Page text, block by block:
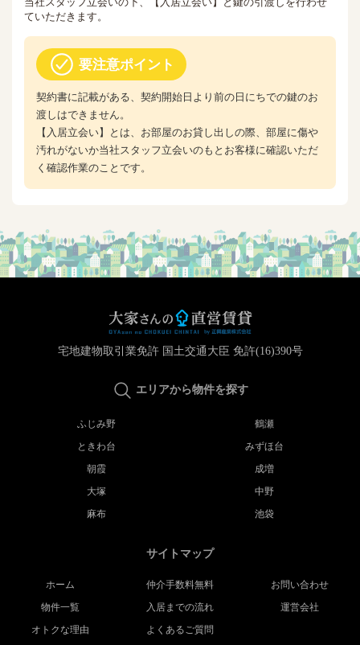
ていただきます。
要注意ポイント
契約書に記載がある、契約開始日より前の日にちでの鍵のお
渡しはできません。
【入居立会い】とは、お部屋のお貸し出しの際、部屋に傷や
汚れがないか当社スタッフ立会いのもとお客様に確認いただ
く確認作業のことです。
宅地建物取引業免許 国土交通大臣 免許(16)390号
エリアから物件を探す
ふじみ野
鶴瀬
ときわ台
みずほ台
朝霞
成増
大塚
中野
麻布
池袋
サイトマップ
ホーム
物件一覧
オトクな理由
仲介手数料無料
入居までの流れ
よくあるご質問
お問い合わせ
運営会社